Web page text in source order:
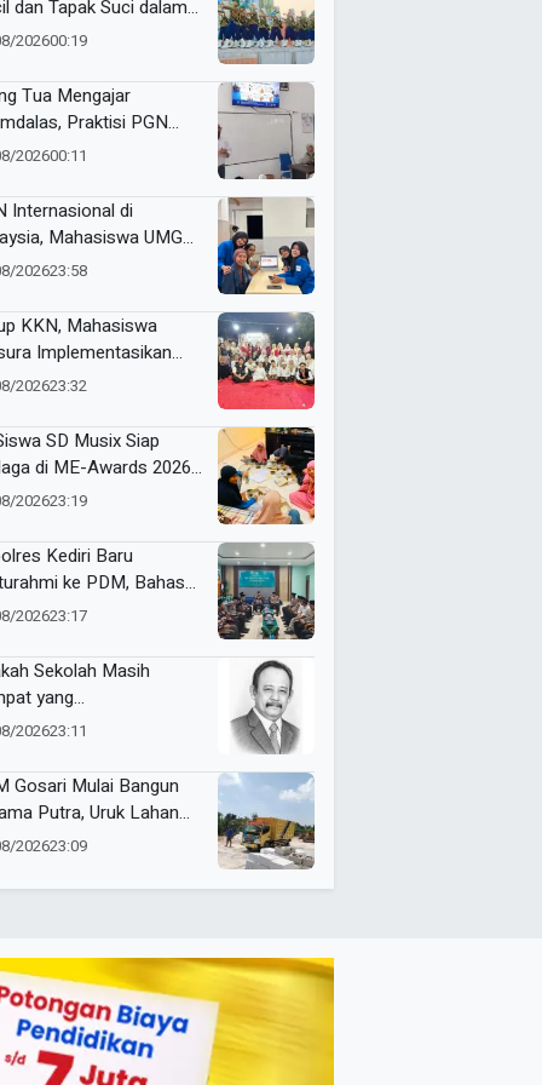
dan Tapak Suci dalam
One Event di
202600:19
Tua Mengajar
Praktisi PGN
Kenalkan Dunia
202600:11
Internasional di
Mahasiswa UMG
Website
202623:58
KKN, Mahasiswa
Implementasikan
Bin untuk Sampah
202623:32
SD Musix Siap
di ME-Awards 2026,
Doa Restu
202623:19
Kediri Baru
ke PDM, Bahas
Jaga Kamtibmas
202623:17
Sekolah Masih
yang
202623:11
Gosari Mulai Bangun
Putra, Uruk Lahan
81 Dump Truck
202623:09